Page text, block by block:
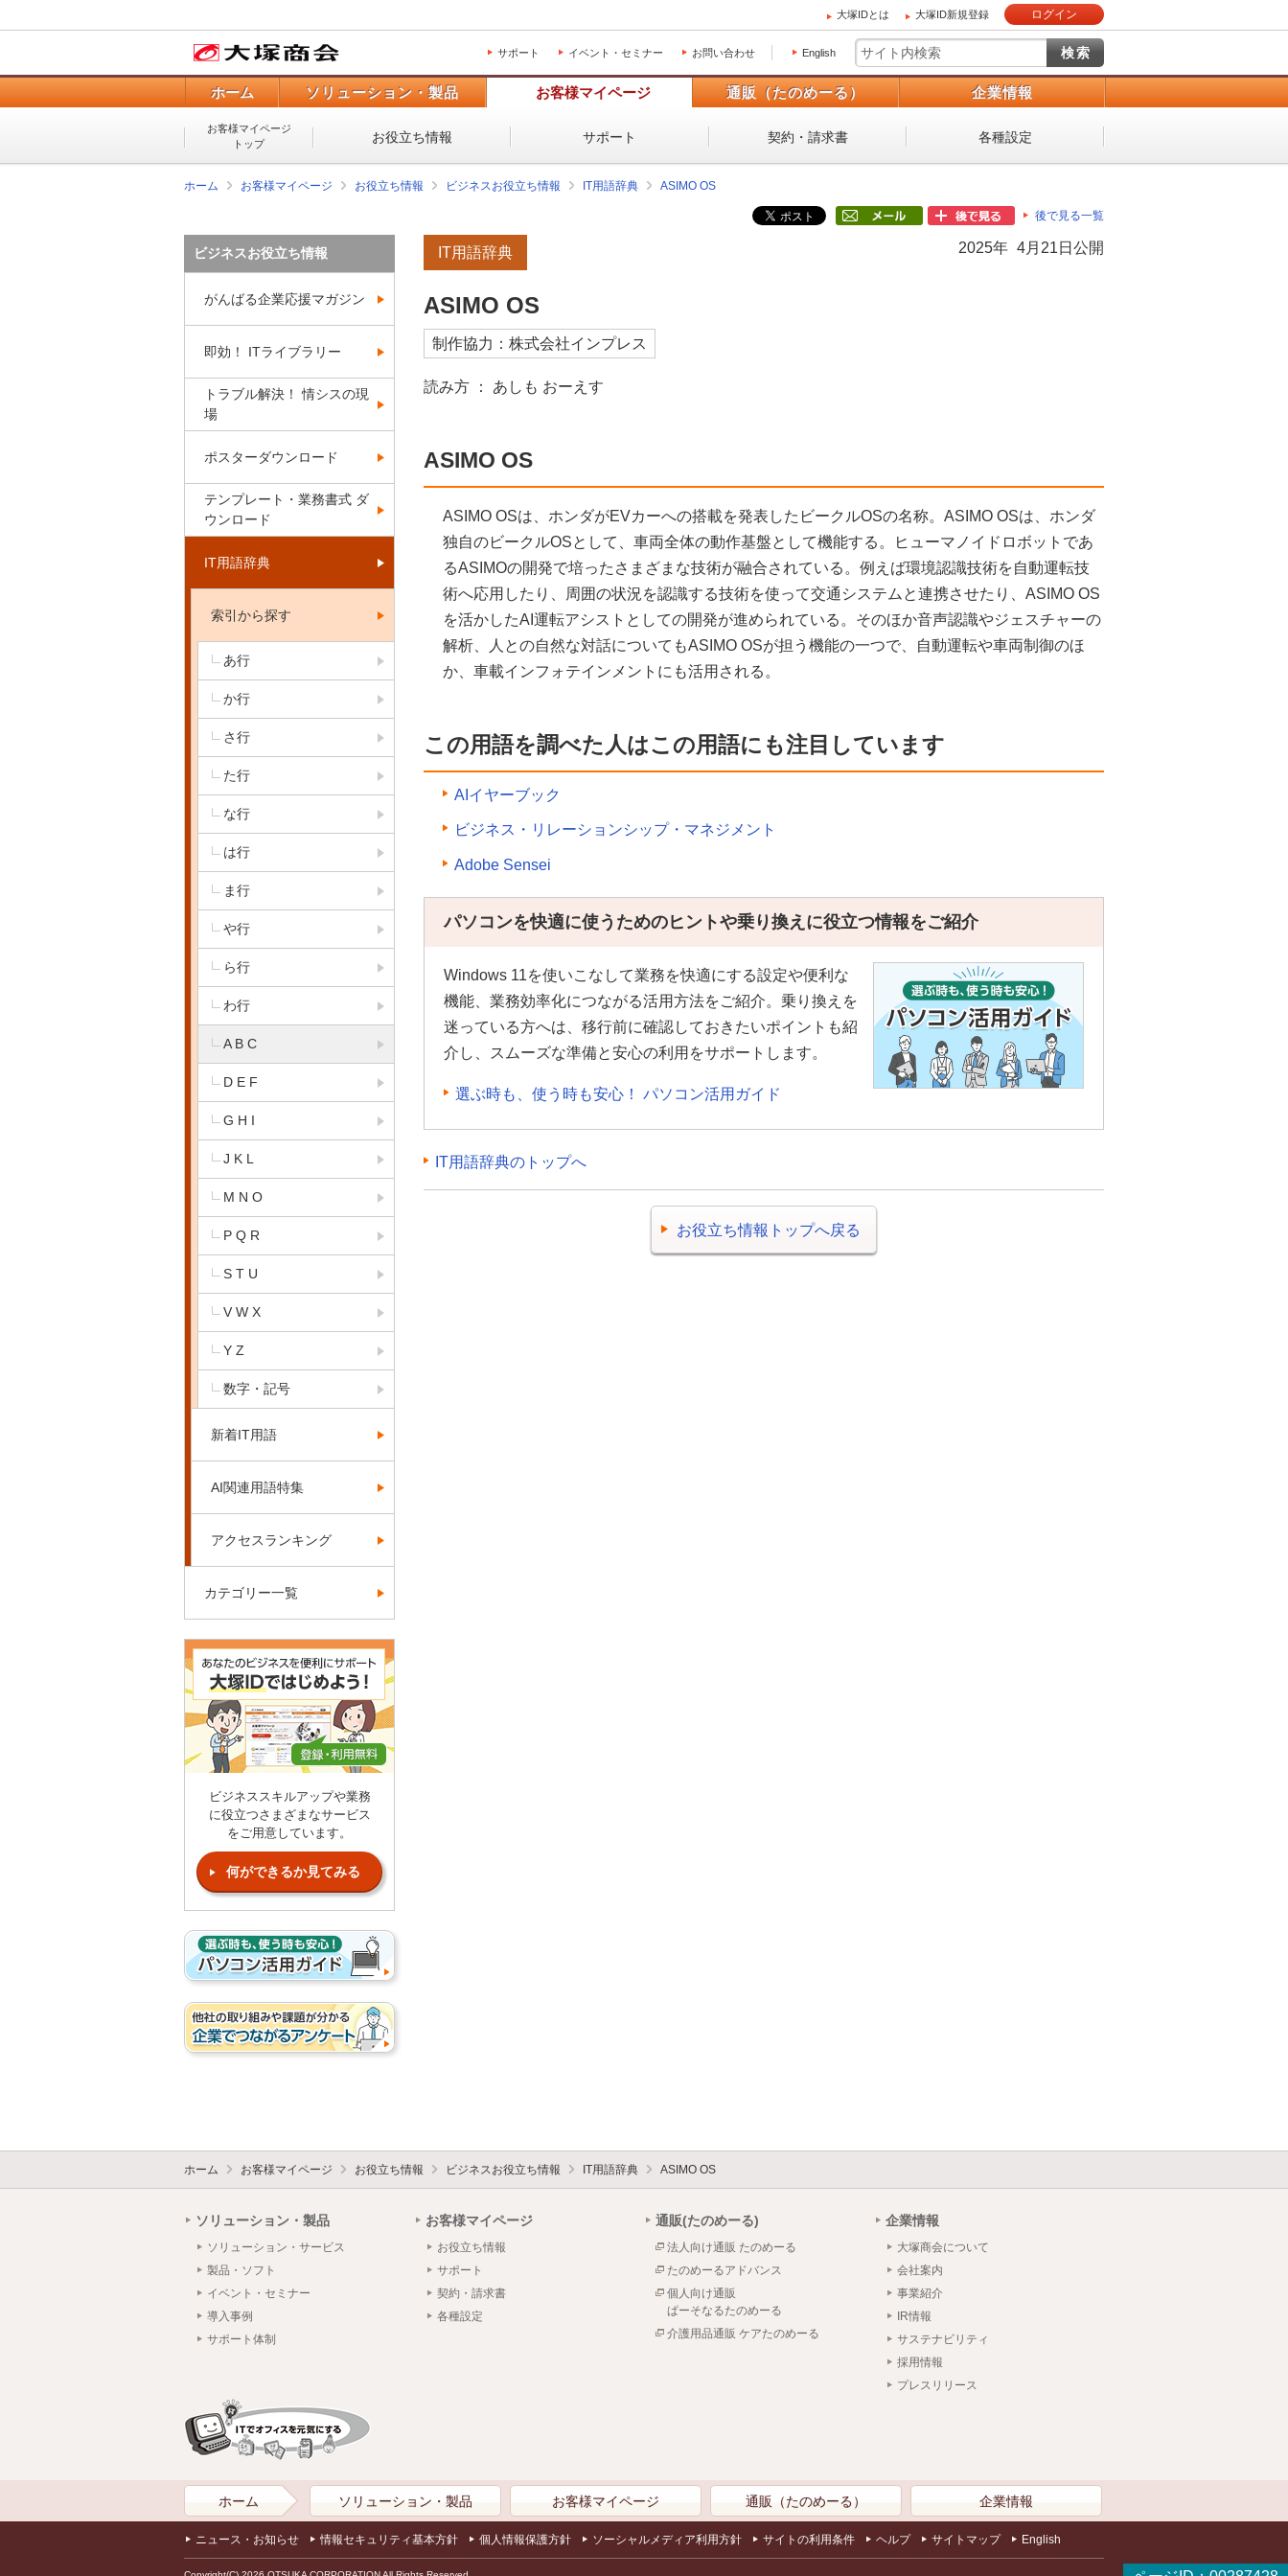
大塚IDとは 大塚ID新規登録 ログイン
サポート イベント・セミナー お問い合わせ English
ホーム ソリューション・製品 お客様マイページ 通販（たのめーる） 企業情報
お客様マイページ
トップ
お役立ち情報 サポート 契約・請求書 各種設定
ホーム お客様マイページ お役立ち情報 ビジネスお役立ち情報 IT用語辞典 ASIMO OS
後で見る一覧
2025年 4月21日公開
IT用語辞典
ASIMO OS
制作協力：株式会社インプレス
読み方 ： あしも おーえす
ASIMO OS
ASIMO OSは、ホンダがEVカーへの搭載を発表したビークルOSの名称。ASIMO OSは、ホンダ
独自のビークルOSとして、車両全体の動作基盤として機能する。ヒューマノイドロボットであ
るASIMOの開発で培ったさまざまな技術が融合されている。例えば環境認識技術を自動運転技
術へ応用したり、周囲の状況を認識する技術を使って交通システムと連携させたり、ASIMO OS
を活かしたAI運転アシストとしての開発が進められている。そのほか音声認識やジェスチャーの
解析、人との自然な対話についてもASIMO OSが担う機能の一つで、自動運転や車両制御のほ
か、車載インフォテインメントにも活用される。
この用語を調べた人はこの用語にも注目しています
AIイヤーブック
ビジネス・リレーションシップ・マネジメント
Adobe Sensei
パソコンを快適に使うためのヒントや乗り換えに役立つ情報をご紹介
Windows 11を使いこなして業務を快適にする設定や便利な
機能、業務効率化につながる活用方法をご紹介。乗り換えを
迷っている方へは、移行前に確認しておきたいポイントも紹
介し、スムーズな準備と安心の利用をサポートします。
選ぶ時も、使う時も安心！ パソコン活用ガイド
IT用語辞典のトップへ
お役立ち情報トップへ戻る
ビジネスお役立ち情報
がんばる企業応援マガジン
即効！ ITライブラリー
トラブル解決！ 情シスの現
場
ポスターダウンロード
テンプレート・業務書式 ダ
ウンロード
IT用語辞典
索引から探す
あ行
か行
さ行
た行
な行
は行
ま行
や行
ら行
わ行
A B C
D E F
G H I
J K L
M N O
P Q R
S T U
V W X
Y Z
数字・記号
新着IT用語
AI関連用語特集
アクセスランキング
カテゴリー一覧
ビジネススキルアップや業務
に役立つさまざまなサービス
をご用意しています。
何ができるか見てみる
ホーム お客様マイページ お役立ち情報 ビジネスお役立ち情報 IT用語辞典 ASIMO OS
ソリューション・製品
ソリューション・サービス
製品・ソフト
イベント・セミナー
導入事例
サポート体制
お客様マイページ
お役立ち情報
サポート
契約・請求書
各種設定
通販(たのめーる)
法人向け通販 たのめーる
たのめーるアドバンス
個人向け通販
ぱーそなるたのめーる
介護用品通販 ケアたのめーる
企業情報
大塚商会について
会社案内
事業紹介
IR情報
サステナビリティ
採用情報
プレスリリース
ホーム ソリューション・製品 お客様マイページ 通販（たのめーる） 企業情報
ニュース・お知らせ 情報セキュリティ基本方針 個人情報保護方針 ソーシャルメディア利用方針 サイトの利用条件 ヘルプ サイトマップ English